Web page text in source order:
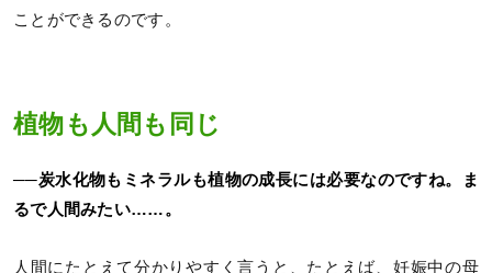
ことができるのです。
植物も人間も同じ
──炭水化物もミネラルも植物の成長には必要なのですね。ま
るで人間みたい……。
人間にたとえて分かりやすく言うと、たとえば、妊娠中の母